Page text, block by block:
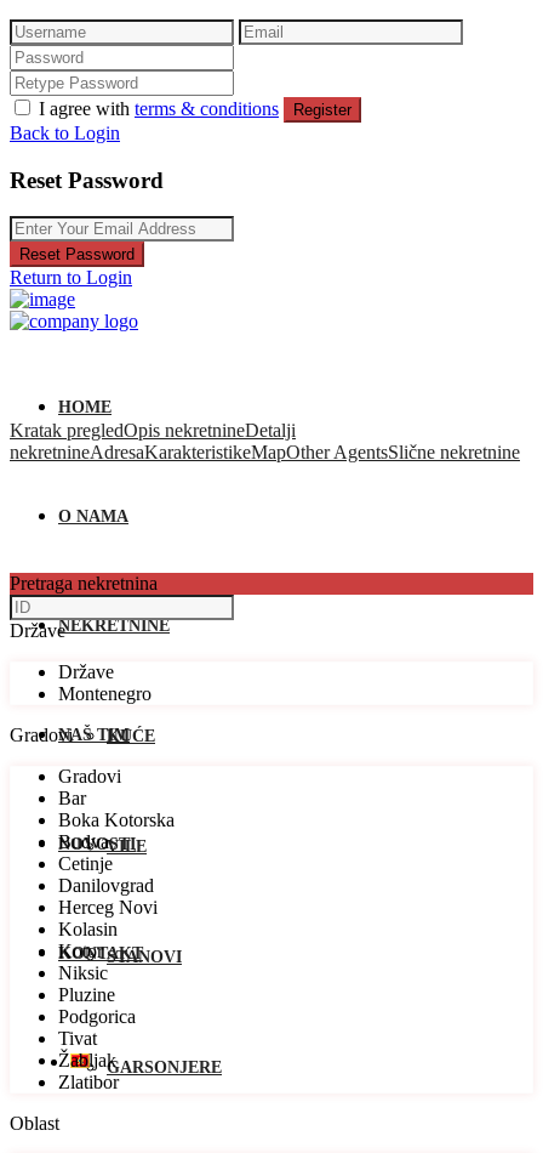
I agree with terms & conditions Register
Back to Login
Reset Password
Reset Password
Return to Login
HOME
O NAMA
NEKRETNINE
KUĆE
VILE
STANOVI
GARSONJERE
NAŠ TIM
NOVOSTI
KONTAKT
Kratak pregledOpis nekretnineDetalji
nekretnineAdresaKarakteristikeMapOther AgentsSlične nekretnine
Pretraga nekretnina
Države
Države
Montenegro
Gradovi
Gradovi
Bar
Boka Kotorska
Budva
Cetinje
Danilovgrad
Herceg Novi
Kolasin
Kotor
Niksic
Pluzine
Podgorica
Tivat
Žabljak
Zlatibor
Oblast